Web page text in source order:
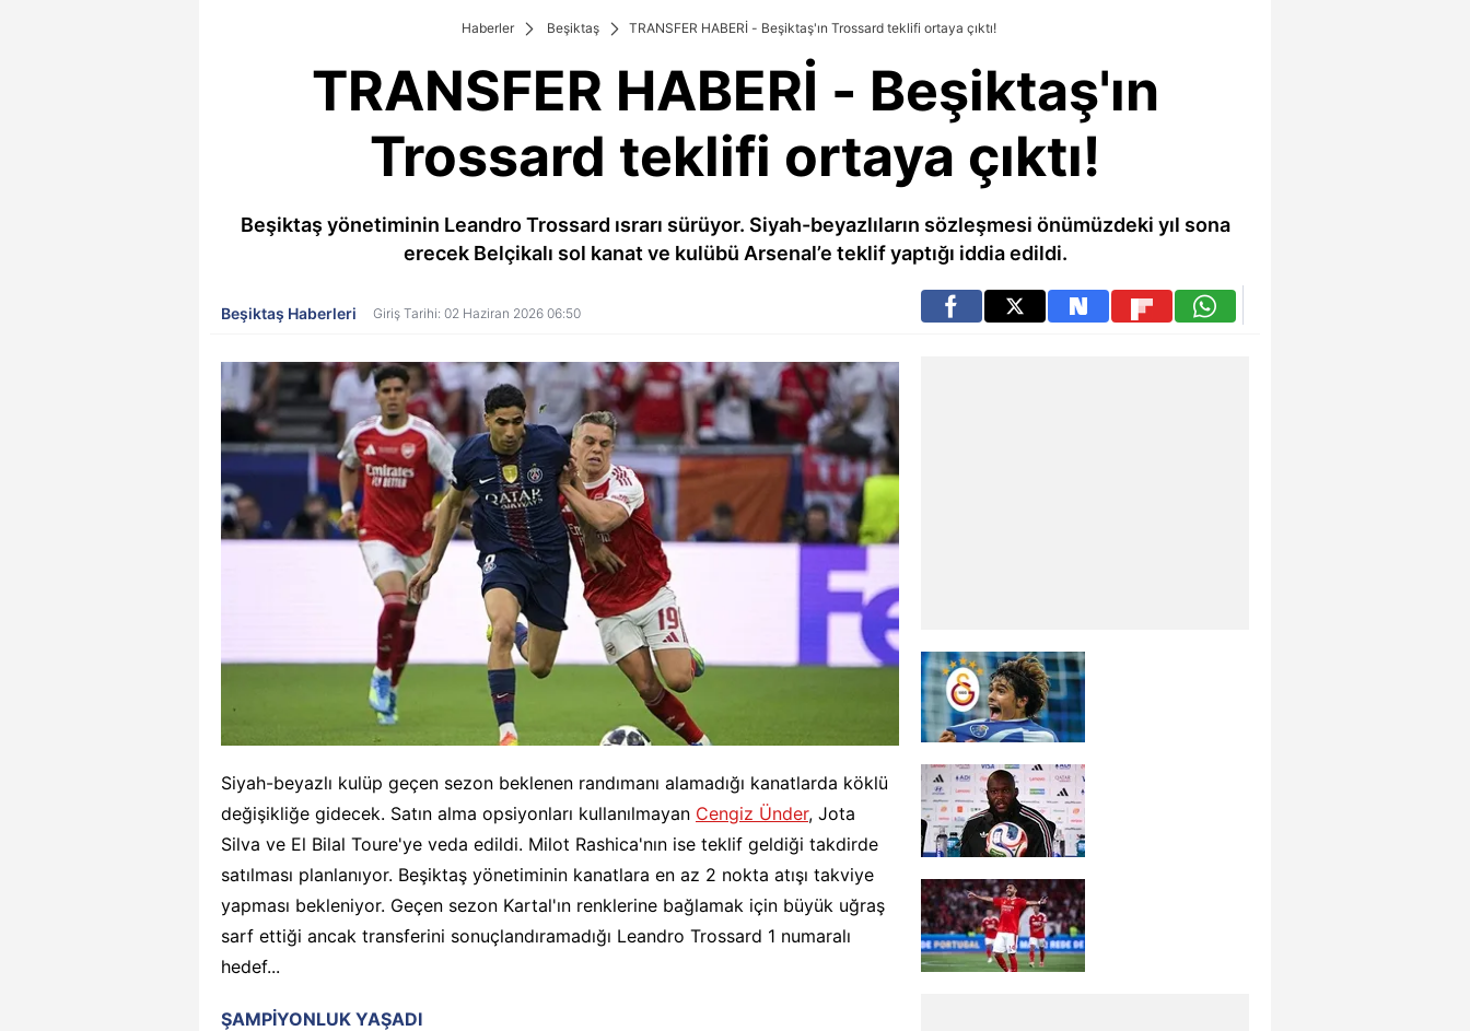
Haberler Beşiktaş TRANSFER HABERİ - Beşiktaş'ın Trossard teklifi ortaya çıktı!
TRANSFER HABERİ - Beşiktaş'ın
Trossard teklifi ortaya çıktı!
Beşiktaş yönetiminin Leandro Trossard ısrarı sürüyor. Siyah-beyazlıların sözleşmesi önümüzdeki yıl sona
erecek Belçikalı sol kanat ve kulübü Arsenal’e teklif yaptığı iddia edildi.
Beşiktaş Haberleri Giriş Tarihi: 02 Haziran 2026 06:50
Siyah-beyazlı kulüp geçen sezon beklenen randımanı alamadığı kanatlarda köklü
değişikliğe gidecek. Satın alma opsiyonları kullanılmayan Cengiz Ünder, Jota
Silva ve El Bilal Toure'ye veda edildi. Milot Rashica'nın ise teklif geldiği takdirde
satılması planlanıyor. Beşiktaş yönetiminin kanatlara en az 2 nokta atışı takviye
yapması bekleniyor. Geçen sezon Kartal'ın renklerine bağlamak için büyük uğraş
sarf ettiği ancak transferini sonuçlandıramadığı Leandro Trossard 1 numaralı
hedef...
ŞAMPİYONLUK YAŞADI